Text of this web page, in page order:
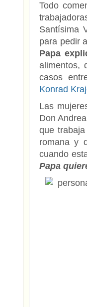
Todo
Santísima
para pedir
Papa
alimentos,
casos
Konrad
Las
Don
que
romana y
cuando
Papa